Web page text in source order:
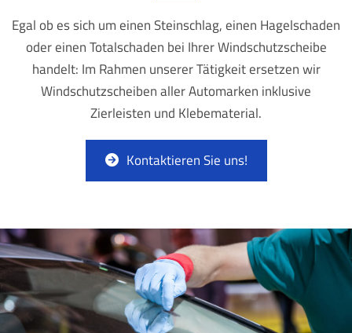
Egal ob es sich um einen Steinschlag, einen Hagelschaden
oder einen Totalschaden bei Ihrer Windschutzscheibe
handelt: Im Rahmen unserer Tätigkeit ersetzen wir
Windschutzscheiben aller Automarken inklusive
Zierleisten und Klebematerial.
Kontaktieren Sie uns!